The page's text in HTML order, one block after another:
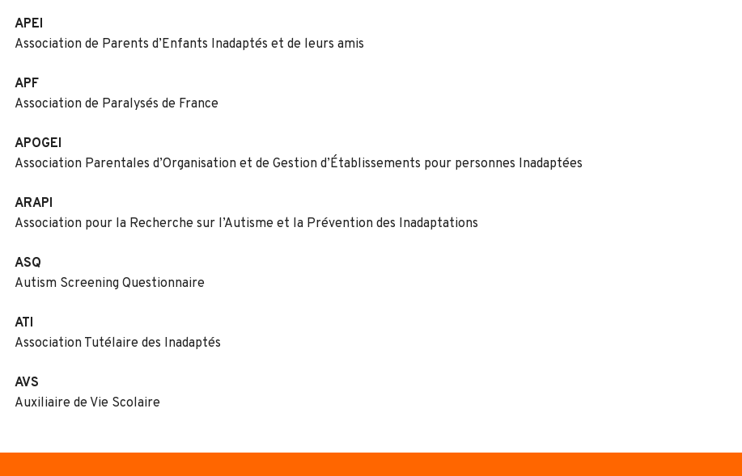
APEI
Association de Parents d’Enfants Inadaptés et de leurs amis
APF
Association de Paralysés de France
APOGEI
Association Parentales d’Organisation et de Gestion d’Établissements pour personnes Inadaptées
ARAPI
Association pour la Recherche sur l’Autisme et la Prévention des Inadaptations
ASQ
Autism Screening Questionnaire
ATI
Association Tutélaire des Inadaptés
AVS
Auxiliaire de Vie Scolaire